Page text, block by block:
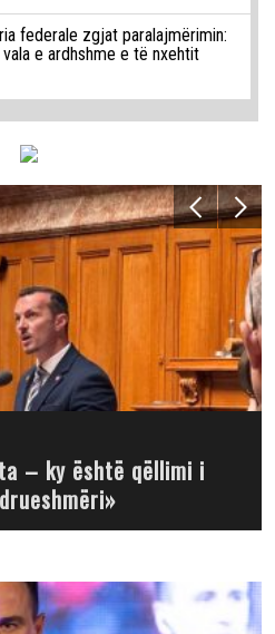
federale zgjat paralajmërimin:
vala e ardhshme e të nxehtit
– ky është qëllimi i